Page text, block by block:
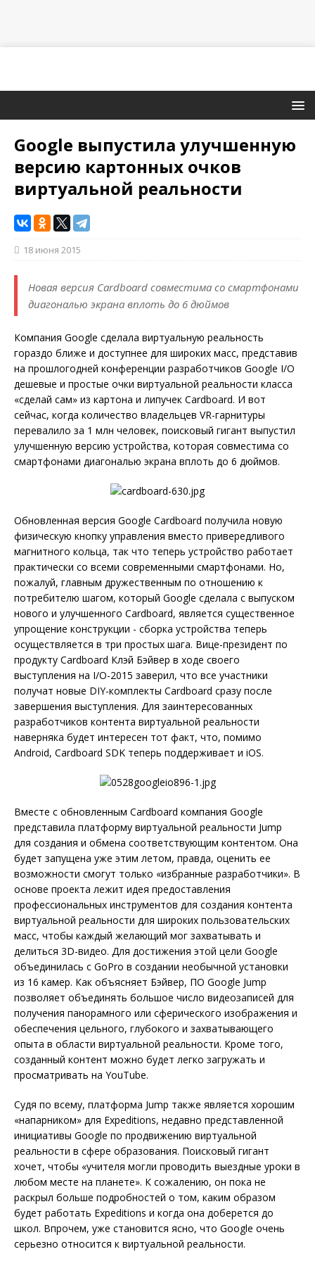
Google выпустила улучшенную
версию картонных очков
виртуальной реальности
18 июня 2015
Новая версия Cardboard совместима со смартфонами
диагональю экрана вплоть до 6 дюймов
Компания Google сделала виртуальную реальность
гораздо ближе и доступнее для широких масс, представив
на прошлогодней конференции разработчиков Google I/O
дешевые и простые очки виртуальной реальности класса
«сделай сам» из картона и липучек Cardboard. И вот
сейчас, когда количество владельцев VR-гарнитуры
перевалило за 1 млн человек, поисковый гигант выпустил
улучшенную версию устройства, которая совместима со
смартфонами диагональю экрана вплоть до 6 дюймов.
Обновленная версия Google Cardboard получила новую
физическую кнопку управления вместо привередливого
магнитного кольца, так что теперь устройство работает
практически со всеми современными смартфонами. Но,
пожалуй, главным дружественным по отношению к
потребителю шагом, который Google сделала с выпуском
нового и улучшенного Cardboard, является существенное
упрощение конструкции - сборка устройства теперь
осуществляется в три простых шага. Вице-президент по
продукту Cardboard Клэй Бэйвер в ходе своего
выступления на I/O-2015 заверил, что все участники
получат новые DIY-комплекты Cardboard сразу после
завершения выступления. Для заинтересованных
разработчиков контента виртуальной реальности
наверняка будет интересен тот факт, что, помимо
Android, Cardboard SDK теперь поддерживает и iOS.
Вместе с обновленным Cardboard компания Google
представила платформу виртуальной реальности Jump
для создания и обмена соответствующим контентом. Она
будет запущена уже этим летом, правда, оценить ее
возможности смогут только «избранные разработчики». В
основе проекта лежит идея предоставления
профессиональных инструментов для создания контента
виртуальной реальности для широких пользовательских
масс, чтобы каждый желающий мог захватывать и
делиться 3D-видео. Для достижения этой цели Google
объединилась с GoPro в создании необычной установки
из 16 камер. Как объясняет Бэйвер, ПО Google Jump
позволяет объединять большое число видеозаписей для
получения панорамного или сферического изображения и
обеспечения цельного, глубокого и захватывающего
опыта в области виртуальной реальности. Кроме того,
созданный контент можно будет легко загружать и
просматривать на YouTube.
Судя по всему, платформа Jump также является хорошим
«напарником» для Expeditions, недавно представленной
инициативы Google по продвижению виртуальной
реальности в сфере образования. Поисковый гигант
хочет, чтобы «учителя могли проводить выездные уроки в
любом месте на планете». К сожалению, он пока не
раскрыл больше подробностей о том, каким образом
будет работать Expeditions и когда она доберется до
школ. Впрочем, уже становится ясно, что Google очень
серьезно относится к виртуальной реальности.